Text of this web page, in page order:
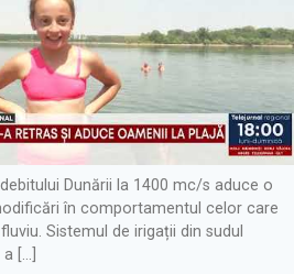
Dunării la 1400 mc/s aduce o
în comportamentul celor care
Sistemul de irigații din sudul
[…]